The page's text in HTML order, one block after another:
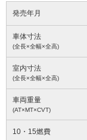
発売年月
車体寸法
(全長×全幅×全高)
室内寸法
(全長×全幅×全高)
車両重量
(AT×MT×CVT)
10・15燃費